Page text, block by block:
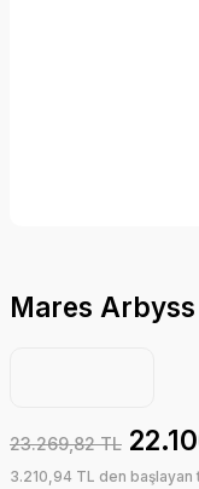
Mares
23.269,82 TL
3.210,94 TL den başlayan